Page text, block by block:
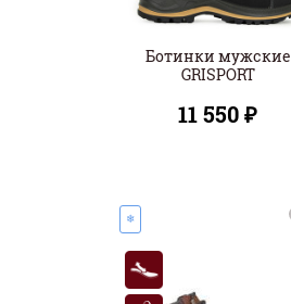
Ботинки мужские
GRISPORT
11 550 ₽
❄